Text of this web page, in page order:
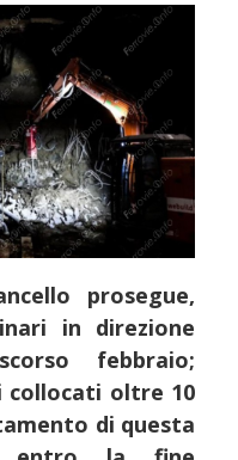
prosegue,
in direzione
febbraio;
oltre 10
di questa